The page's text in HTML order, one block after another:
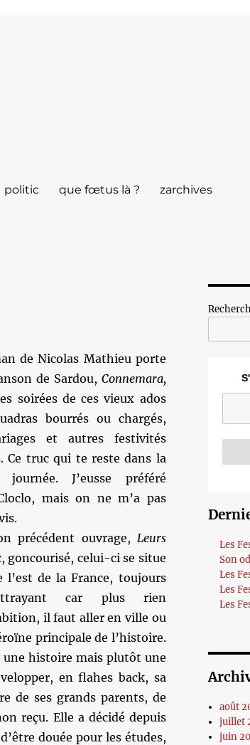
politic que fœtus là ? zarchives
de Nicolas Mathieu porte
de Sardou, Connemara,
soirées de ces vieux ados
bourrés ou chargés,
et autres festivités
Ce truc qui te reste dans la
J’eusse préféré
mais on ne m’a pas
précédent ouvrage, Leurs
, goncourisé, celui-ci se situe
l’est de la France, toujours
car plus rien
il faut aller en ville ou
principale de l’histoire.
une histoire mais plutôt une
en flahes back, sa
de ses grands parents, de
reçu. Elle a décidé depuis
douée pour les études,
Les
Son
Les
Les
Les
août
juillet
juin